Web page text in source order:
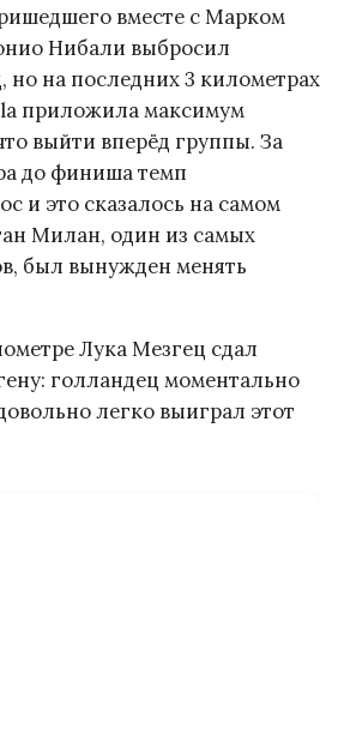
вместе с Марком
Нибали выбросил
но на последних 3 километрах
приложила максимум
выйти вперёд группы. За
до финиша темп
и это сказалось на самом
Милан, один из самых
был вынужден менять
Лука Мезгец сдал
голландец моментально
легко выиграл этот